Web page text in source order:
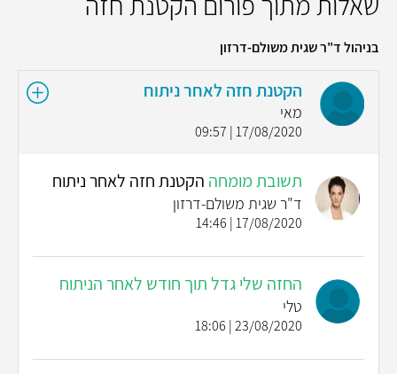
בניהול ד"ר שגית משולם-דרזון
הקטנת חזה לאחר ניתוח
מאי
17/08/2020 | 09:57
תשובת מומחה הקטנת חזה לאחר ניתוח
ד"ר שגית משולם-דרזון
17/08/2020 | 14:46
החזה שלי גדל תוך חודש לאחר הניתוח
טלי
23/08/2020 | 18:06